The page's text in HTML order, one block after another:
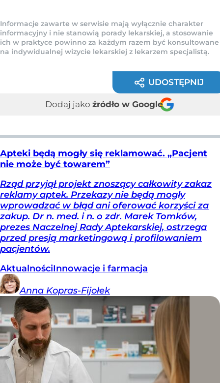
Informacje zawarte w serwisie mają wyłącznie charakter
informacyjny i nie stanowią porady lekarskiej, a stosowanie
ich w praktyce powinno za każdym razem być konsultowane
na indywidualnej wizycie lekarskiej z lekarzem specjalistą.
UDOSTĘPNIJ
Dodaj jako źródło w Google
Apteki będą mogły się reklamować. „Pacjent
nie może być towarem”
Rząd przyjął projekt znoszący całkowity zakaz
reklamy aptek. Przekazy nie będą mogły
wprowadzać w błąd ani oferować korzyści za
zakup. Dr n. med. i n. o zdr. Marek Tomków,
prezes Naczelnej Rady Aptekarskiej, ostrzega
przed presją marketingową i profilowaniem
pacjentów.
AktualnościInnowacje i farmacja
Anna Kopras-Fijołek